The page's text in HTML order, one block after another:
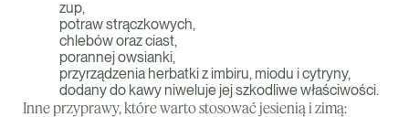
zup,
potraw strączkowych,
chlebów oraz ciast,
porannej owsianki,
przyrządzenia herbatki z imbiru, miodu i cytryny,
dodany do kawy niweluje jej szkodliwe właściwości.
Inne przyprawy, które warto stosować jesienią i zimą: